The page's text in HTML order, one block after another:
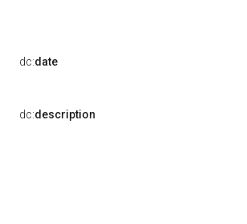
dc:date
dc:description